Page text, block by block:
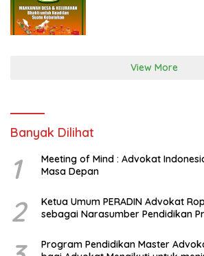
View More
Banyak Dilihat
1
Meeting of Mind : Advokat
Masa Depan
2
Ketua Umum PERADIN Advokat
sebagai Narasumber Pendidikan
dengan Universitas
Program Pendidikan Master